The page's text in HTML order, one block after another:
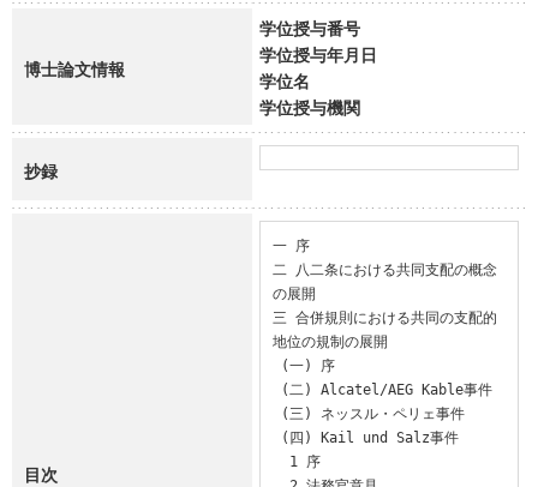
博士論文情報
学位授与番号
学位授与年月日
学位名
学位授与機関
抄録
目次
一 序
二 八二条における共同支配の概念
の展開
三 合併規則における共同の支配的
地位の規制の展開